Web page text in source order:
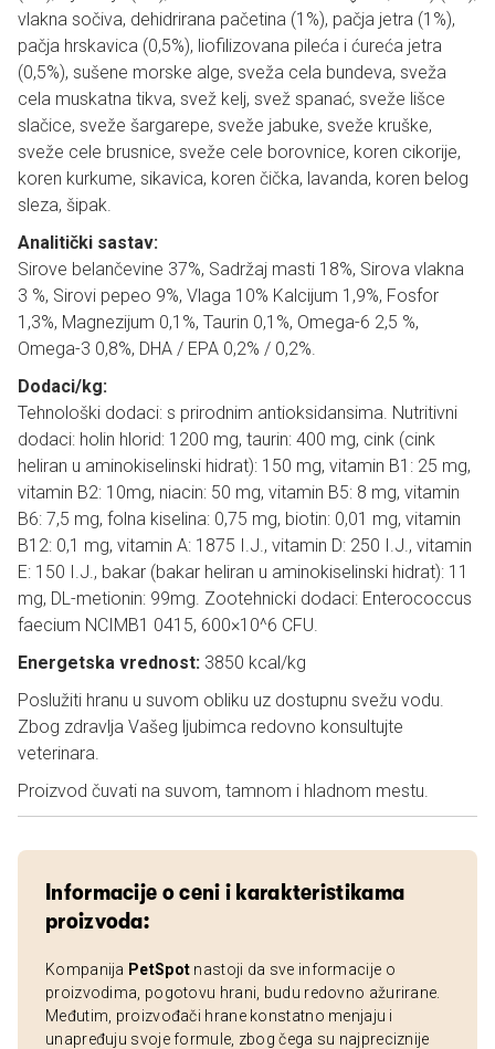
vlakna sočiva, dehidrirana pačetina (1%), pačja jetra (1%),
pačja hrskavica (0,5%), liofilizovana pileća i ćureća jetra
(0,5%), sušene morske alge, sveža cela bundeva, sveža
cela muskatna tikva, svež kelj, svež spanać, sveže lišce
slačice, sveže šargarepe, sveže jabuke, sveže kruške,
sveže cele brusnice, sveže cele borovnice, koren cikorije,
koren kurkume, sikavica, koren čička, lavanda, koren belog
sleza, šipak.
Analitički sastav:
Sirove belančevine 37%, Sadržaj masti 18%, Sirova vlakna
3 %, Sirovi pepeo 9%, Vlaga 10% Kalcijum 1,9%, Fosfor
1,3%, Magnezijum 0,1%, Taurin 0,1%, Omega-6 2,5 %,
Omega-3 0,8%, DHA / EPA 0,2% / 0,2%.
Dodaci/kg:
Tehnološki dodaci: s prirodnim antioksidansima. Nutritivni
dodaci: holin hlorid: 1200 mg, taurin: 400 mg, cink (cink
heliran u aminokiselinski hidrat): 150 mg, vitamin B1: 25 mg,
vitamin B2: 10mg, niacin: 50 mg, vitamin B5: 8 mg, vitamin
B6: 7,5 mg, folna kiselina: 0,75 mg, biotin: 0,01 mg, vitamin
B12: 0,1 mg, vitamin A: 1875 I.J., vitamin D: 250 I.J., vitamin
E: 150 I.J., bakar (bakar heliran u aminokiselinski hidrat): 11
mg, DL-metionin: 99mg. Zootehnicki dodaci: Enterococcus
faecium NCIMB1 0415, 600×10^6 CFU.
Energetska vrednost: 3850 kcal/kg
Poslužiti hranu u suvom obliku uz dostupnu svežu vodu.
Zbog zdravlja Vašeg ljubimca redovno konsultujte
veterinara.
Proizvod čuvati na suvom, tamnom i hladnom mestu.
Informacije o ceni i karakteristikama
proizvoda:
Kompanija PetSpot nastoji da sve informacije o
proizvodima, pogotovu hrani, budu redovno ažurirane.
Međutim, proizvođači hrane konstatno menjaju i
unapređuju svoje formule, zbog čega su najpreciznije